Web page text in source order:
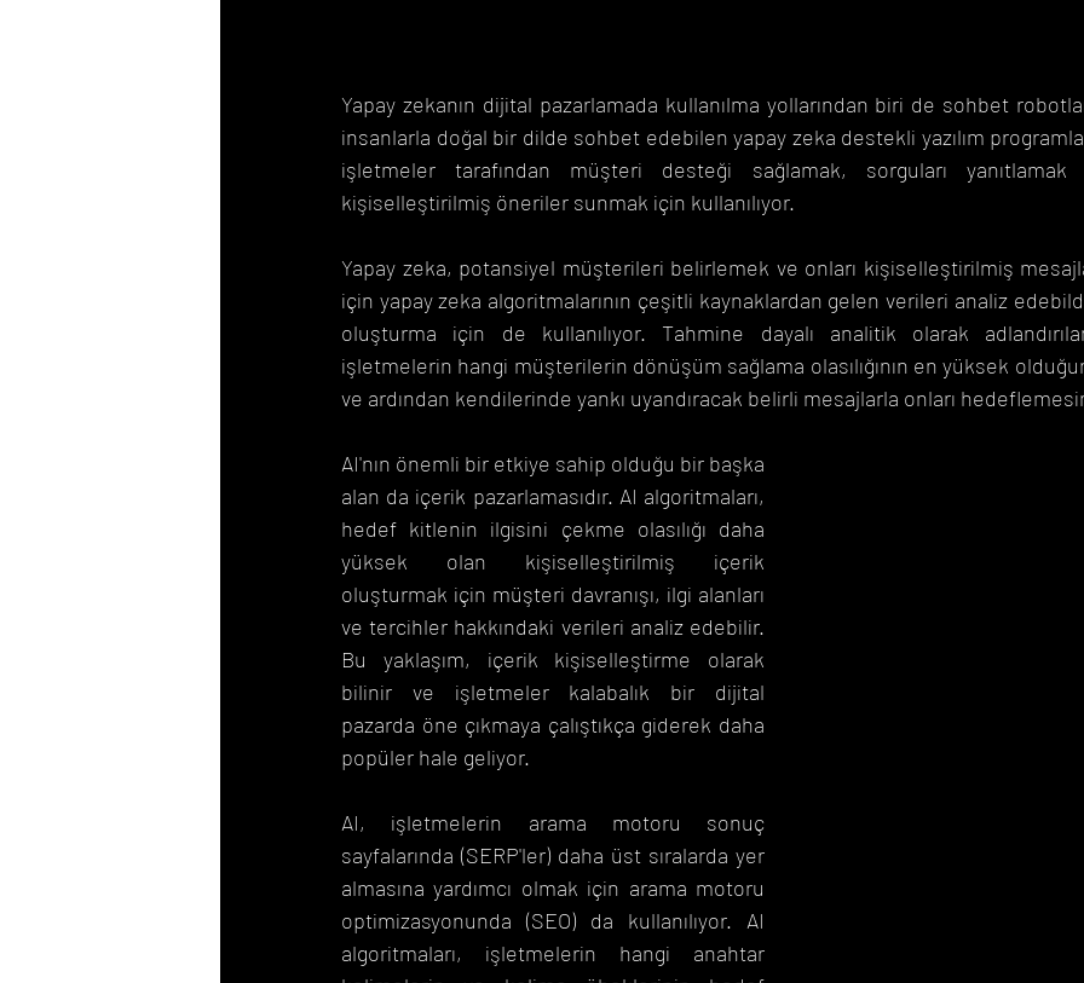
Yapay zekanın dijital pazarlamada kullanılma yollarından biri de sohbet
insanlarla doğal bir dilde sohbet edebilen yapay zeka destekli yazılım
işletmeler tarafından müşteri desteği sağlamak, sorguları
kişiselleştirilmiş öneriler sunmak için kullanılıyor.
Yapay zeka, potansiyel müşterileri belirlemek ve onları kişiselleştirilmiş
için yapay zeka algoritmalarının çeşitli kaynaklardan gelen verileri analiz
oluşturma için de kullanılıyor. Tahmine dayalı analitik olarak
işletmelerin hangi müşterilerin dönüşüm sağlama olasılığının en yüksek
ve ardından kendilerinde yankı uyandıracak belirli mesajlarla onları
AI'nın önemli bir etkiye sahip olduğu bir başka
alan da içerik pazarlamasıdır. AI algoritmaları,
hedef kitlenin ilgisini çekme olasılığı daha
yüksek olan kişiselleştirilmiş içerik
oluşturmak için müşteri davranışı, ilgi alanları
ve tercihler hakkındaki verileri analiz edebilir.
Bu yaklaşım, içerik kişiselleştirme olarak
bilinir ve işletmeler kalabalık bir dijital
pazarda öne çıkmaya çalıştıkça giderek daha
popüler hale geliyor.
AI, işletmelerin arama motoru sonuç
sayfalarında (SERP'ler) daha üst sıralarda yer
almasına yardımcı olmak için arama motoru
optimizasyonunda (SEO) da kullanılıyor. AI
algoritmaları, işletmelerin hangi anahtar